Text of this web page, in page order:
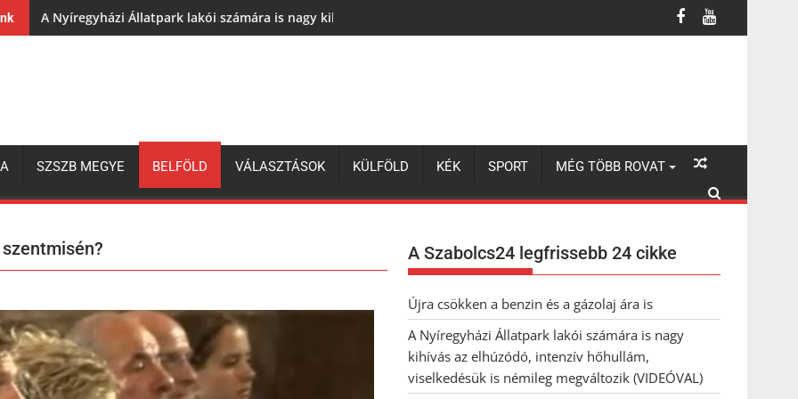
A Nyíregyházi Állatpark lakói számára is nagy kihívás az elhúzódó, intenzív hőhullám, viselkedésük is némileg megváltozik
SZSZB MEGYE BELFÖLD VÁLASZTÁSOK KÜLFÖLD KÉK SPORT MÉG TÖBB ROVAT
A Szabolcs24 legfrissebb 24 cikke
Újra csökken a benzin és a gázolaj ára is
A Nyíregyházi Állatpark lakói számára is nagy
kihívás az elhúzódó, intenzív hőhullám,
viselkedésük is némileg megváltozik (VIDEÓVAL)